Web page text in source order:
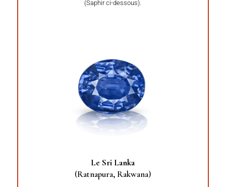
(Saphir ci-dessous).
Le Sri Lanka
(Ratnapura, Rakwana)